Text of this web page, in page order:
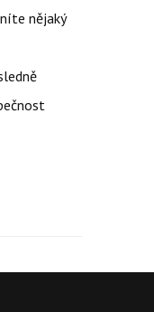
nějaký